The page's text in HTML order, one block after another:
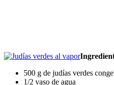
500 g de judías verdes
1/2 vaso de agua